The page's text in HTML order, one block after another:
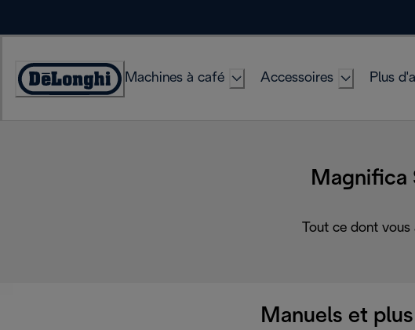
Déclaration
Machines à café Accessoires Plus
Magnifica
Tout ce dont
Manuels et